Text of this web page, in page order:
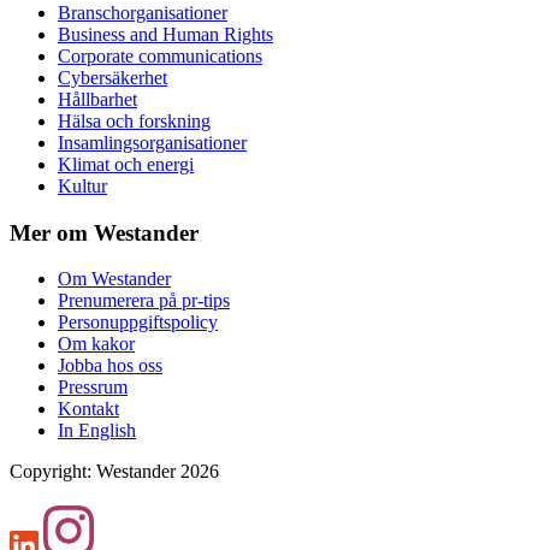
Branschorganisationer
Business and Human Rights
Corporate communications
Cybersäkerhet
Hållbarhet
Hälsa och forskning
Insamlingsorganisationer
Klimat och energi
Kultur
Mer om Westander
Om Westander
Prenumerera på pr-tips
Personuppgiftspolicy
Om kakor
Jobba hos oss
Pressrum
Kontakt
In English
Copyright: Westander 2026